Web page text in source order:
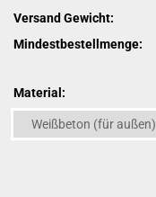
Versand Gewicht:
Mindestbestellmenge:
Material:
Weißbeton (für außen)